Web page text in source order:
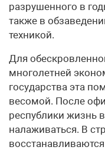
разрушенного в
также в
техникой.
Для
многолетней
государства эта
весомой. После
республики жизнь
налаживаться. В